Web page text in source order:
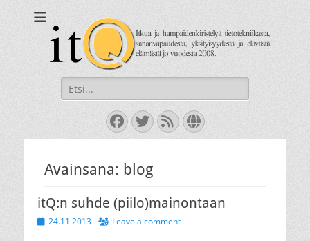
Itkua ja hammastenkiristelyä jo vuodesta 2008.
Search
for:
Facebook
Twitter
FeedWebsite
Avainsana: blog
itQ:n suhde (piilo)mainontaan
Posted
24.11.2013 Leave a comment